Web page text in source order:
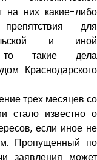
на них какие-либо
для
и иной
то такие дела
Краснодарского
трех месяцев со
стало известно о
если иное не
Пропущенный по